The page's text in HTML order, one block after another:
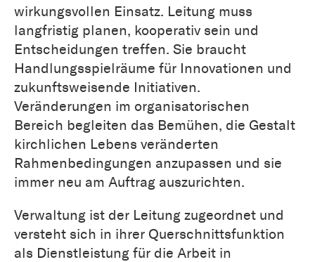
wirkungsvollen Einsatz. Leitung muss
langfristig planen, kooperativ sein und
Entscheidungen treffen. Sie braucht
Handlungsspielräume für Innovationen und
zukunftsweisende Initiativen.
Veränderungen im organisatorischen
Bereich begleiten das Bemühen, die Gestalt
kirchlichen Lebens veränderten
Rahmenbedingungen anzupassen und sie
immer neu am Auftrag auszurichten.
Verwaltung ist der Leitung zugeordnet und
versteht sich in ihrer Querschnittsfunktion
als Dienstleistung für die Arbeit in